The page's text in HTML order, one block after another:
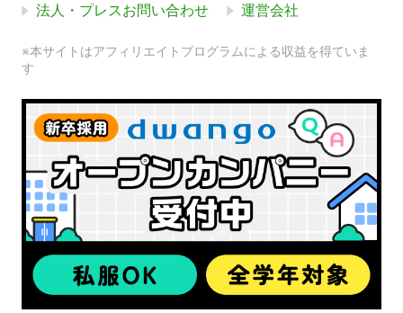
法人・プレスお問い合わせ 運営会社
※本サイトはアフィリエイトプログラムによる収益を得ていま
す